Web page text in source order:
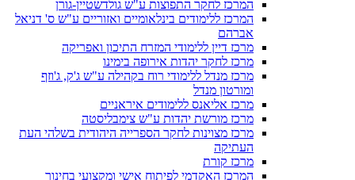
המרכז לחקר התפוצות ע"ש גולדשטיין-גורן
המרכז ללימודים בינלאומיים ואזוריים ע"ש ס' דניאל
אברהם
מרכז דיין ללימודי המזרח התיכון ואפריקה
מרכז לחקר יהדות אירופה בימינו
מרכז מנדל ללימודי רוח בקהילה ע"ש ג'ק, ג'וזף
ומורטון מנדל
מרכז אליאנס ללימודים איראניים
מרכז מורשת יהדות ע"ש צימבליסטה
מרכז מצוינות לחקר הספרייה היהודית בשלהי העת
העתיקה
מרכז קורת
המרכז האקדמי לפיתוח אישי ומקצועי בחינוך